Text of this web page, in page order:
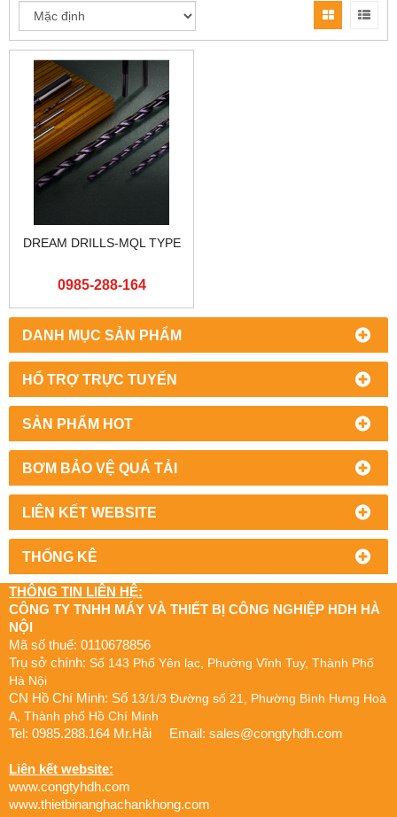
DANH MỤC SẢN PHẨM
HỔ TRỢ TRỰC TUYẾN
SẢN PHẨM HOT
BƠM BẢO VỆ QUÁ TẢI
LIÊN KẾT WEBSITE
THỐNG KÊ
DREAM DRILLS-MQL TYPE
0985-288-164
THÔNG TIN LIÊN HỆ:
CÔNG TY TNHH MÁY VÀ THIẾT BỊ CÔNG NGHIỆP HDH HÀ
NỘI
Mã số thuế: 0110678856
Trụ sở chính: Số 143 Phố Yên lạc, Phường Vĩnh Tuy, Thành Phố
Hà Nội
CN Hồ Chí Minh: Số 13/1/3 Đường số 21, Phường Bình Hưng Hoà
A, Thành phố Hồ Chí Minh
Tel: 0985.288.164 Mr.Hải Email: sales@congtyhdh.com
Liên kết website:
www.congtyhdh.com
www.thietbinanghachankhong.com